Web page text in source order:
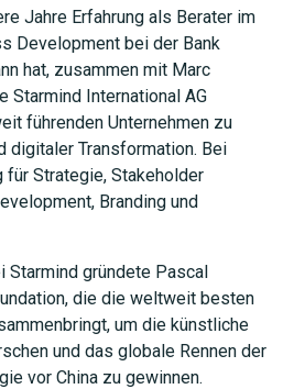
Jahre Erfahrung als Berater im
Development bei der Bank
hat, zusammen mit Marc
Starmind International AG
führenden Unternehmen zu
digitaler Transformation. Bei
für Strategie, Stakeholder
Branding und
Starmind gründete Pascal
die die weltweit besten
um die künstliche
und das globale Rennen der
vor China zu gewinnen.
JETZT SUCHEN